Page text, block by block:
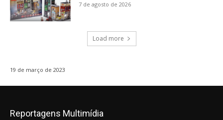
7 de agosto de 2026
Load more
19 de março de 2023
Reportagens Multimídia